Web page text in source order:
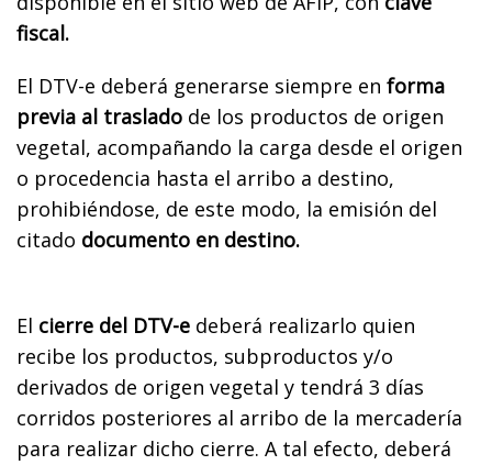
fiscal.
El DTV-e deberá generarse siempre en forma
previa al traslado de los productos de origen
vegetal, acompañando la carga desde el origen
o procedencia hasta el arribo a destino,
prohibiéndose, de este modo, la emisión del
citado documento en destino.
El cierre del DTV-e deberá realizarlo quien
recibe los productos, subproductos y/o
derivados de origen vegetal y tendrá 3 días
corridos posteriores al arribo de la mercadería
para realizar dicho cierre. A tal efecto, deberá